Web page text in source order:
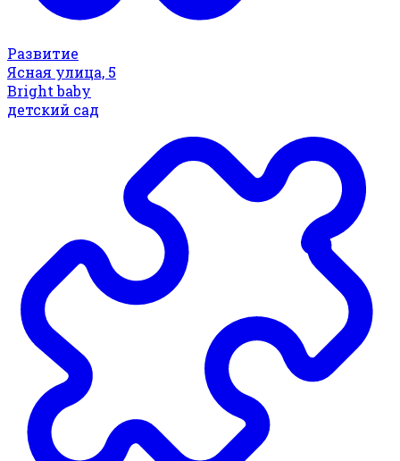
Развитие
Ясная улица, 5
Bright baby
детский сад